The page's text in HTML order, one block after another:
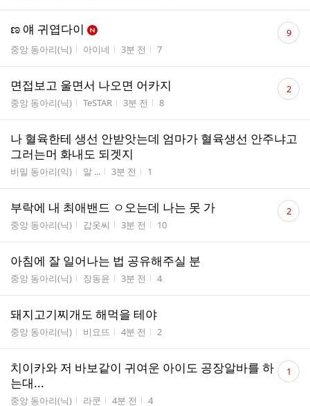
ಣ 얘 귀엽다이
게시판명
중앙 동아리(닉) 작성자
아이네 작성시간
3분 전 조회수
7
댓
글 9
면접보고 울면서 나오면 어카지
게시판명
중앙 동아리(닉) 작성자
TeSTAR 작성시간
3분 전 조회수
8
댓
글 2
나 혈육한테 생선 안받앗는데 엄마가 혈육생선 안주냐고
그러는머 화내도 되겟지
게시판명
비밀 동아리(익) 작성자
알 ... 작성시간
3분 전 조회수
1
부락에 내 최애밴드 ㅇ오는데 나는 못 가
게시판명
중앙 동아리(닉) 작성자
갑옷씨 작성시간
3분 전 조회수
10
댓
글 2
아침에 잘 일어나는 법 공유해주실 분
게시판명
중앙 동아리(닉) 작성자
장동윤 작성시간
3분 전 조회수
4
돼지고기찌개도 해먹을 테야
게시판명
중앙 동아리(닉) 작성자
비요뜨 작성시간
4분 전 조회수
2
치이카와 저 바보같이 귀여운 아이도 공장알바를 하
는대...
게시판명
중앙 동아리(닉) 작성자
라쿤 작성시간
4분 전 조회수
4
댓
글 1